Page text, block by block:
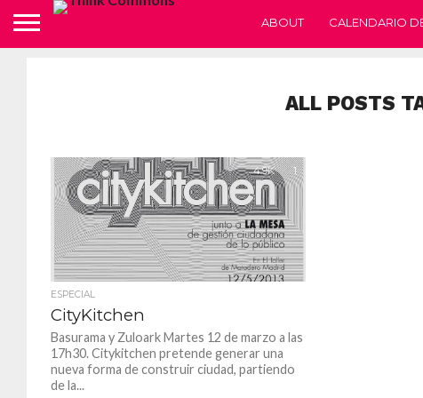
ABOUT CALENDARIO
ALL POSTS
4.9K 1
ESPECIAL
CityKitchen
Basurama y Zuloark Martes 12 de marzo a las
17h30. Citykitchen pretende generar una
nueva forma de construir ciudad, partiendo
de la...